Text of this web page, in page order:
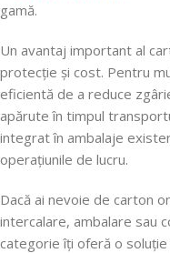
gamă.
Un avantaj important al
protecție și cost. Pentru
eficientă de a reduce
apărute în timpul
integrat în ambalaje
operațiunile de lucru.
Dacă ai nevoie de carton
intercalare, ambalare sau
categorie îți oferă o